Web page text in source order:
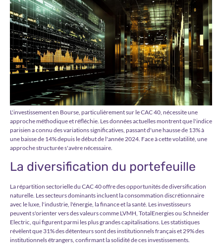
L'investissement en Bourse, particulièrement sur le CAC 40, nécessite une
approche méthodique et réfléchie. Les données actuelles montrent que l'indice
parisien a connu des variations significatives, passant d'une hausse de 13% à
une baisse de 14% depuis le début de l'année 2024. Face à cette volatilité, une
approche structurée s'avère nécessaire.
La diversification du portefeuille
La répartition sectorielle du CAC 40 offre des opportunités de diversification
naturelle. Les secteurs dominants incluent la consommation discrétionnaire
avec le luxe, l'industrie, l'énergie, la finance et la santé. Les investisseurs
peuvent s'orienter vers des valeurs comme LVMH, TotalEnergies ou Schneider
Electric, qui figurent parmi les plus grandes capitalisations. Les statistiques
révèlent que 31% des détenteurs sont des institutionnels français et 29% des
institutionnels étrangers, confirmant la solidité de ces investissements.